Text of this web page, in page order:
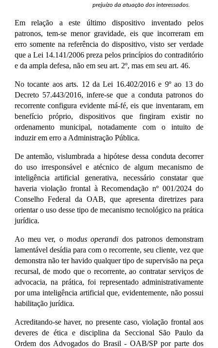
prejuízo da atuação dos interessados.
Em relação a este último dispositivo inventado pelos
patronos, tem-se menor gravidade, eis que incorreram em
erro somente na referência do dispositivo, visto ser verdade
que a Lei 14.141/2006 preza pelos princípios do contraditório
e da ampla defesa, não em seu art. 2º, mas em seu art. 46.
No tocante aos arts. 12 da Lei 16.402/2016 e 9º ao 13 do
Decreto 57.443/2016, infere-se que a conduta patronos do
recorrente configura evidente má-fé, eis que inventaram, em
benefício próprio, dispositivos que fingiram existir no
ordenamento municipal, notadamente com o intuito de
induzir em erro a Administração Pública.
De antemão, vislumbrada a hipótese dessa conduta decorrer
do uso irresponsável e atécnico de algum mecanismo de
inteligência artificial generativa, necessário constatar que
haveria violação frontal à Recomendação nº 001/2024 do
Conselho Federal da OAB, que apresenta diretrizes para
orientar o uso desse tipo de mecanismo tecnológico na prática
jurídica.
Ao meu ver, o modus operandi dos patronos demonstram
lamentável desídia para com o recorrente, seu cliente, vez que
demonstra não ter havido qualquer tipo de supervisão na peça
recursal, de modo que o recorrente, ao contratar serviços de
advocacia, na prática, foi representado administrativamente
por uma inteligência artificial que, evidentemente, não possui
habilitação jurídica.
Acreditando-se haver, no presente caso, violação frontal aos
deveres de ética e disciplina da Seccional São Paulo da
Ordem dos Advogados do Brasil - OAB/SP por parte dos